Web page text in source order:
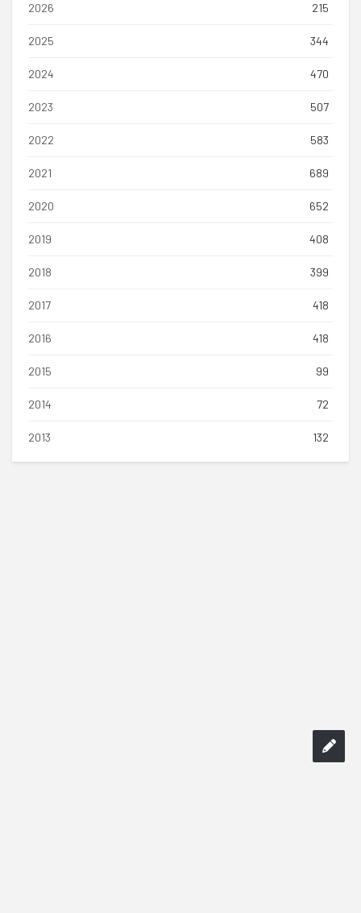
2026 215
2025 344
2024 470
2023 507
2022 583
2021 689
2020 652
2019 408
2018 399
2017 418
2016 418
2015 99
2014 72
2013 132